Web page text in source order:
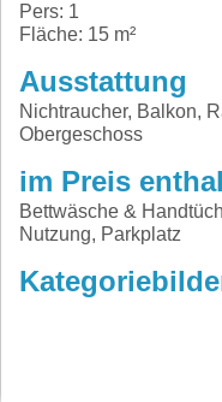
Pers: 1
Fläche: 15 m²
Ausstattung
Nichtraucher, Balkon,
Obergeschoss
im Preis
Bettwäsche &
Nutzung, Parkplatz